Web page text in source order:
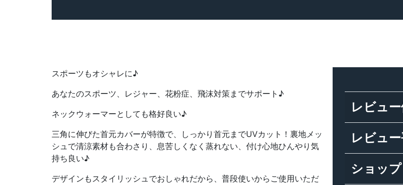
スポーツもオシャレに♪
あなたのスポーツ、レジャー、花粉症、飛沫対策までサポート♪
ネックウォーマーとしても格好良い♪
三角に伸びた首元カバーが特徴で、しっかり首元までUVカット！裏地メッ
シュで清涼素材も合わさり、息苦しくなく蒸れない、付け心地ひんやり気
持ち良い♪
デザインもスタイリッシュでおしゃれだから、普段使いからご使用いただ
レビュ
レビュ
ショップ